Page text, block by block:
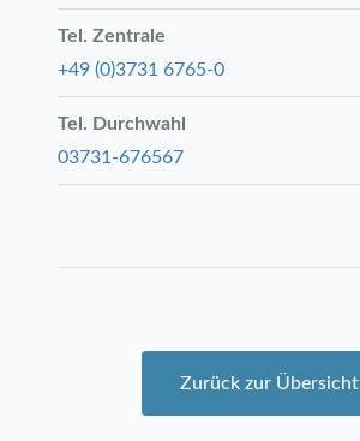
Tel. Zentrale
+49 (0)3731 6765-0
Tel. Durchwahl
03731-676567
Zurück zur Übersicht